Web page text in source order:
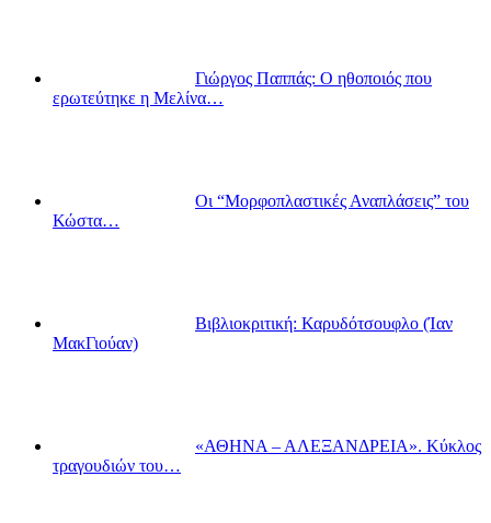
Γιώργος Παππάς: Ο ηθοποιός που
ερωτεύτηκε η Μελίνα…
Οι “Μορφοπλαστικές Αναπλάσεις” του
Κώστα…
Βιβλιοκριτική: Καρυδότσουφλο (Ίαν
ΜακΓιούαν)
«ΑΘΗΝΑ – ΑΛΕΞΑΝΔΡΕΙΑ». Κύκλος
τραγουδιών του…